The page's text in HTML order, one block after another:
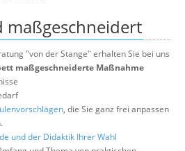
"von der Stange" erhalten Sie bei uns
maßgeschneiderte Maßnahme
, die Sie ganz frei anpassen
und der Didaktik Ihrer Wahl